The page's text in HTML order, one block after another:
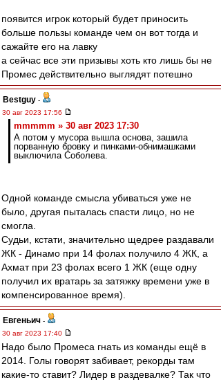
появится игрок который будет приносить
больше пользы команде чем он вот тогда и
сажайте его на лавку
а сейчас все эти призывы хоть кто лишь бы не
Промес действительно выглядят потешно
Bestguy -
30 авг 2023 17:56
mmmmm » 30 авг 2023 17:30
А потом у мусора вышла основа, зашила
порванную бровку и пинками-обнимашками
выключила Соболева.
Одной команде смысла убиваться уже не
было, другая пыталась спасти лицо, но не
смогла.
Судьи, кстати, значительно щедрее раздавали
ЖК - Динамо при 14 фолах получило 4 ЖК, а
Ахмат при 23 фолах всего 1 ЖК (еще одну
получил их вратарь за затяжку времени уже в
компенсированное время).
Евгеньич -
30 авг 2023 17:40
Надо было Промеса гнать из команды ещё в
2014. Голы говорят забивает, рекорды там
какие-то ставит? Лидер в раздевалке? Так что